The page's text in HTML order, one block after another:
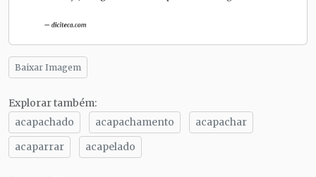
Baixar Imagem
Explorar também:
acapachado
acapachamento
acapachar
acaparrar
acapelado